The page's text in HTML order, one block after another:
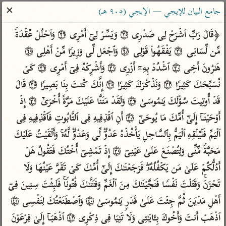
ساهم معنا في نشر القرآن والعلم الشرعي
الباحث القرآني
بحث تفسير علوم مصاحف معاجم
Type 2 or more characters for results.
Type 1 or more
characters for results.
أمّهات
تفسير الطبري
تفسير ابن كثير
تفسير القرطبي
تفسير البغوي
عامّة
فتح البيان للقنوجي
فتح القدير للشوكاني
تفسير ابن جزي
موسوعات
معاصرة
الميسر
المختصر في
التفسير
تفسير السعدي
أيسر التفاسير
جامع البيان للإيجي — الإيجي (٩٠٥ هـ)
✕
﴿قَالَ رَبِّ ٱشۡرَحۡ لِی صَدۡرِی ۝٢٥ وَیَسِّرۡ لِیۤ أَمۡرِی ۝٢٦ وَٱحۡلُلۡ عُقۡدَةࣰ